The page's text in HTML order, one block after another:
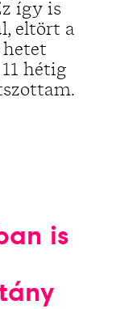
így is
eltört a
hétig
is